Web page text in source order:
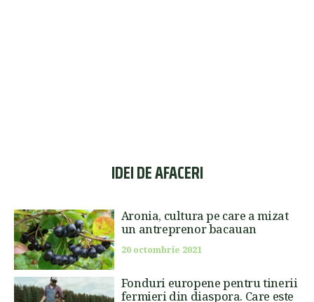
IDEI DE AFACERI
Aronia, cultura pe care a mizat
un antreprenor bacauan
20 octombrie 2021
Fonduri europene pentru tinerii
fermieri din diaspora. Care este